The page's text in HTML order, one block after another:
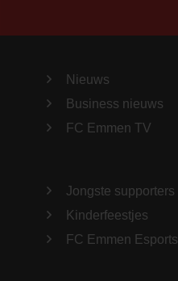
Nieuws
Business nieuws
FC Emmen TV
Jongste supporters
Kinderfeestjes
FC Emmen Esports